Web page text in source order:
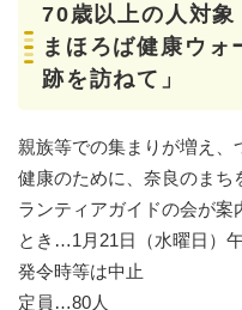
70歳以上の人対象
まほろば健康ウォ
跡を訪ねて」
親族等での集まりが増え、
健康のために、奈良のまち
ランティアガイドの会が案
とき…1月21日（水曜日）
発令時等は中止
定員…80人